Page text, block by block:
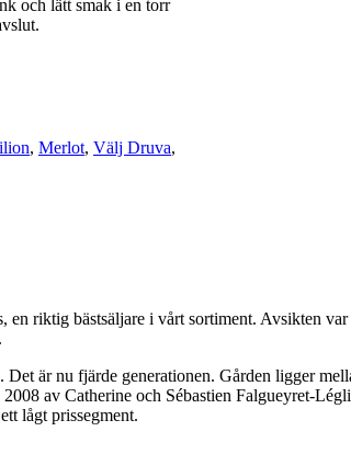
och lätt smak i en torr
, Merlot, Välj Druva,
riktig bästsäljare i vårt sortiment. Avsikten
är nu fjärde generationen. Gården ligger
av Catherine och Sébastien Falgueyret-
lågt prissegment.